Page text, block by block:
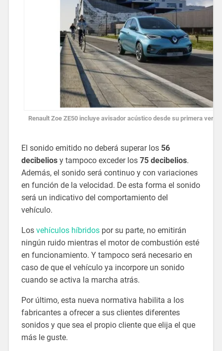
Renault Zoe ZE50 incluye avisador acústico desde su primera
El sonido emitido no deberá superar los 56
decibeliosy tampoco exceder los 75 decibelios.
Además, el sonido será continuo y con variaciones
en función de la velocidad. De esta forma el sonido
será un indicativo del comportamiento del
vehículo.
Los vehículos híbridospor su parte, no emitirán
ningún ruido mientras el motor de combustión esté
en funcionamiento. Y tampoco será necesario en
caso de que el vehículo ya incorpore un sonido
cuando se activa la marcha atrás.
Por último, esta nueva normativa habilita a los
fabricantes a ofrecer a sus clientes diferentes
sonidos y que sea el propio cliente que elija el que
más le guste.